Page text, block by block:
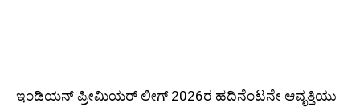
ಇಂಡಿಯನ್ ಪ್ರೀಮಿಯರ್ ಲೀಗ್ 2026ರ ಹದಿನೆಂಟನೇ ಆವೃತ್ತಿಯು